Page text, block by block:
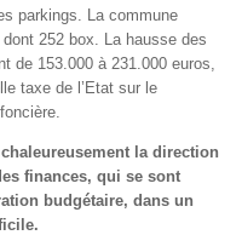
parkings. La commune
252 box. La hausse des
de 153.000 à 231.000 euros,
taxe de l’Etat sur le
la direction
finances, qui se sont
budgétaire, dans un